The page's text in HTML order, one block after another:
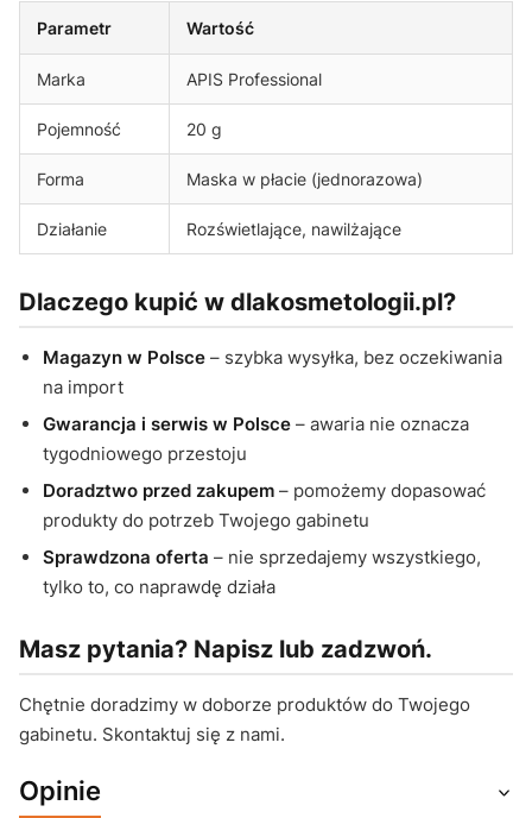
Parametr Wartość
Marka APIS Professional
Pojemność 20 g
Forma Maska w płacie (jednorazowa)
Działanie Rozświetlające, nawilżające
Dlaczego kupić w dlakosmetologii.pl?
Magazyn w Polsce – szybka wysyłka, bez oczekiwania
na import
Gwarancja i serwis w Polsce – awaria nie oznacza
tygodniowego przestoju
Doradztwo przed zakupem – pomożemy dopasować
produkty do potrzeb Twojego gabinetu
Sprawdzona oferta – nie sprzedajemy wszystkiego,
tylko to, co naprawdę działa
Masz pytania? Napisz lub zadzwoń.
Chętnie doradzimy w doborze produktów do Twojego
gabinetu. Skontaktuj się z nami.
Opinie